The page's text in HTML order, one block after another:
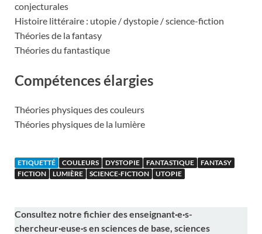
conjecturales
Histoire littéraire : utopie / dystopie / science-fiction
Théories de la fantasy
Théories du fantastique
Compétences élargies
Théories physiques des couleurs
Théories physiques de la lumière
ETIQUETTÉ COULEURS DYSTOPIE FANTASTIQUE
FANTASY
FICTION
LUMIÈRE SCIENCE-FICTION UTOPIE
Consultez notre fichier des enseignant·e·s-
chercheur·euse·s en sciences de base, sciences